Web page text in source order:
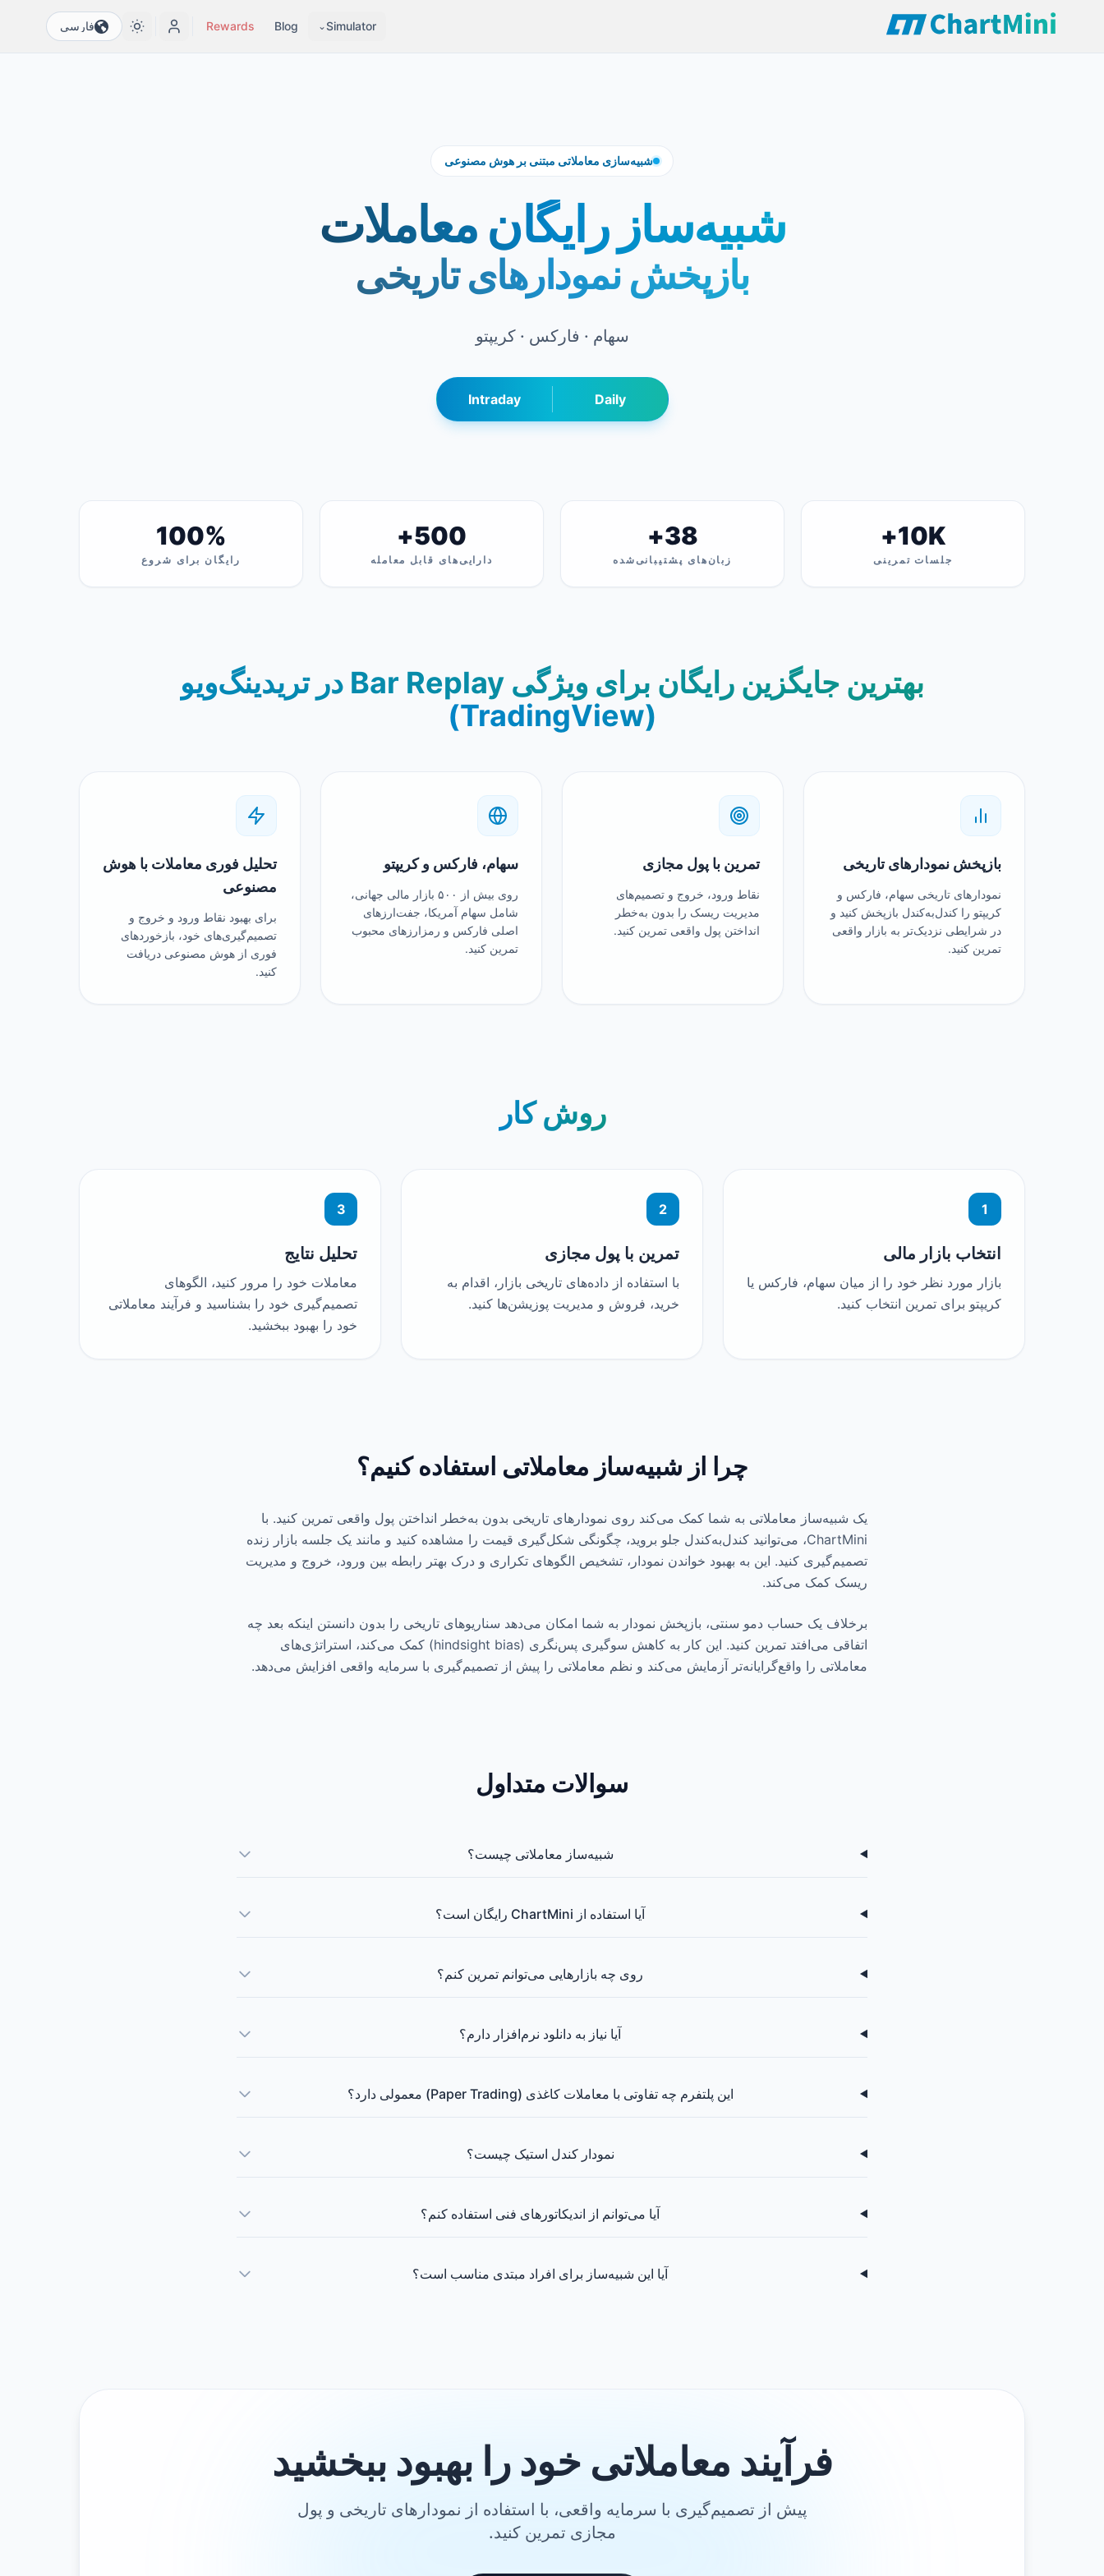
Simulator
⌄
Blog
Rewards فارسی
شبیه‌سازی معاملاتی مبتنی بر هوش مصنوعی
شبیه‌ساز رایگان معاملات
بازپخش نمودارهای تاریخی
سهام · فارکس · کریپتو
Daily
Intraday
10K+
جلسات تمرینی
38+
زبان‌های پشتیبانی‌شده
500+
دارایی‌های قابل معامله
100%
رایگان برای شروع
بهترین جایگزین رایگان برای ویژگی Bar Replay در تریدینگ‌ویو
(TradingView)
بازپخش نمودارهای تاریخی
نمودارهای تاریخی سهام، فارکس و
کریپتو را کندل‌به‌کندل بازپخش کنید و
در شرایطی نزدیک‌تر به بازار واقعی
تمرین کنید.
تمرین با پول مجازی
نقاط ورود، خروج و تصمیم‌های
مدیریت ریسک را بدون به‌خطر
انداختن پول واقعی تمرین کنید.
سهام، فارکس و کریپتو
روی بیش از ۵۰۰ بازار مالی جهانی،
شامل سهام آمریکا، جفت‌ارزهای
اصلی فارکس و رمزارزهای محبوب
تمرین کنید.
تحلیل فوری معاملات با هوش
مصنوعی
برای بهبود نقاط ورود و خروج و
تصمیم‌گیری‌های خود، بازخوردهای
فوری از هوش مصنوعی دریافت
کنید.
روش کار
1
انتخاب بازار مالی
بازار مورد نظر خود را از میان سهام، فارکس یا
کریپتو برای تمرین انتخاب کنید.
2
تمرین با پول مجازی
با استفاده از داده‌های تاریخی بازار، اقدام به
خرید، فروش و مدیریت پوزیشن‌ها کنید.
3
تحلیل نتایج
معاملات خود را مرور کنید، الگوهای
تصمیم‌گیری خود را بشناسید و فرآیند معاملاتی
خود را بهبود ببخشید.
چرا از شبیه‌ساز معاملاتی استفاده کنیم؟
یک شبیه‌ساز معاملاتی به شما کمک می‌کند روی نمودارهای تاریخی بدون به‌خطر انداختن پول واقعی تمرین کنید. با
ChartMini، می‌توانید کندل‌به‌کندل جلو بروید، چگونگی شکل‌گیری قیمت را مشاهده کنید و مانند یک جلسه بازار زنده
تصمیم‌گیری کنید. این به بهبود خواندن نمودار، تشخیص الگوهای تکراری و درک بهتر رابطه بین ورود، خروج و مدیریت
ریسک کمک می‌کند.
برخلاف یک حساب دمو سنتی، بازپخش نمودار به شما امکان می‌دهد سناریوهای تاریخی را بدون دانستن اینکه بعد چه
اتفاقی می‌افتد تمرین کنید. این کار به کاهش سوگیری پس‌نگری (hindsight bias) کمک می‌کند، استراتژی‌های
معاملاتی را واقع‌گرایانه‌تر آزمایش می‌کند و نظم معاملاتی را پیش از تصمیم‌گیری با سرمایه واقعی افزایش می‌دهد.
سوالات متداول
شبیه‌ساز معاملاتی چیست؟
آیا استفاده از ChartMini رایگان است؟
روی چه بازارهایی می‌توانم تمرین کنم؟
آیا نیاز به دانلود نرم‌افزار دارم؟
این پلتفرم چه تفاوتی با معاملات کاغذی (Paper Trading) معمولی دارد؟
نمودار کندل استیک چیست؟
آیا می‌توانم از اندیکاتورهای فنی استفاده کنم؟
آیا این شبیه‌ساز برای افراد مبتدی مناسب است؟
فرآیند معاملاتی خود را بهبود ببخشید
پیش از تصمیم‌گیری با سرمایه واقعی، با استفاده از نمودارهای تاریخی و پول
مجازی تمرین کنید.